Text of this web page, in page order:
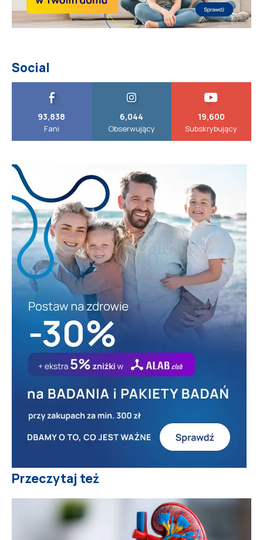
Social
93,838
Fani
6,044
Obserwujący
19,600
Subskrybujący
Przeczytaj też